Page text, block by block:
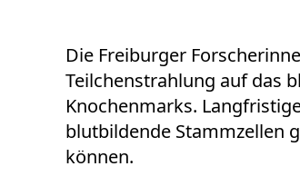
Die Freiburger
Teilchenstrahlung auf das
Knochenmarks.
blutbildende Stammzellen
können.